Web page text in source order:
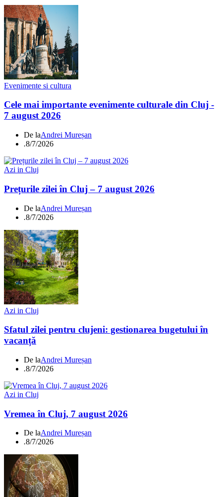
Evenimente si cultura
Cele mai importante evenimente culturale din Cluj -
7 august 2026
De laAndrei Mureșan
.8/7/2026
Azi in Cluj
Prețurile zilei în Cluj – 7 august 2026
De laAndrei Mureșan
.8/7/2026
Azi in Cluj
Sfatul zilei pentru clujeni: gestionarea bugetului în
vacanță
De laAndrei Mureșan
.8/7/2026
Azi in Cluj
Vremea în Cluj, 7 august 2026
De laAndrei Mureșan
.8/7/2026